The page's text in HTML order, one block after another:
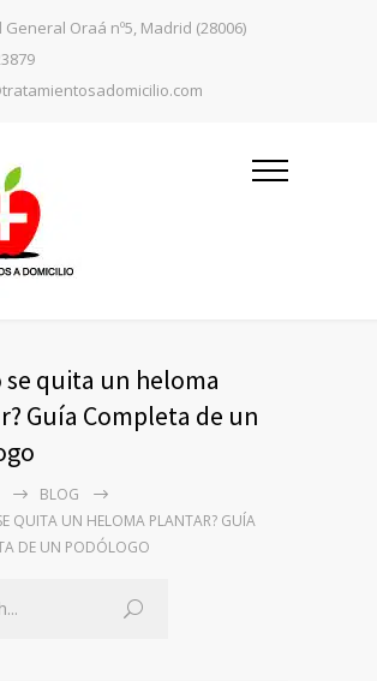
General Oraá nº5, Madrid (28006)
se quita un heloma
Guía Completa de un
BLOG
QUITA UN HELOMA PLANTAR? GUÍA
DE UN PODÓLOGO